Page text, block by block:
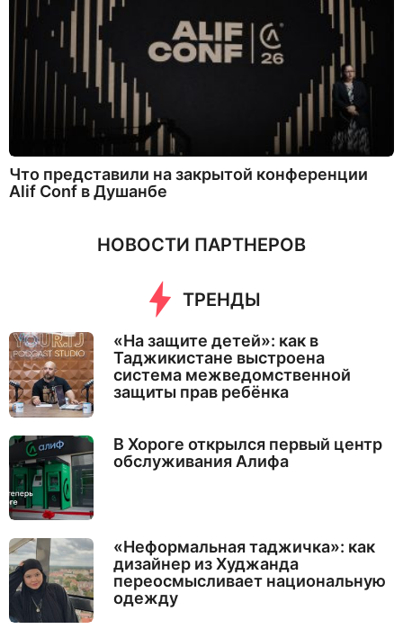
Что представили на закрытой конференции
Alif Conf в Душанбе
НОВОСТИ ПАРТНЕРОВ
ТРЕНДЫ
«На защите детей»: как в
Таджикистане выстроена
система межведомственной
защиты прав ребёнка
В Хороге открылся первый центр
обслуживания Алифа
«Неформальная таджичка»: как
дизайнер из Худжанда
переосмысливает национальную
одежду